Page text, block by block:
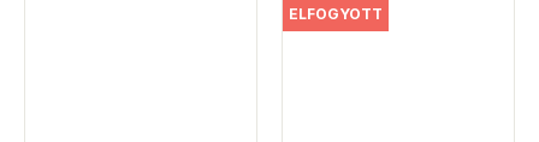
ELFOGYOTT